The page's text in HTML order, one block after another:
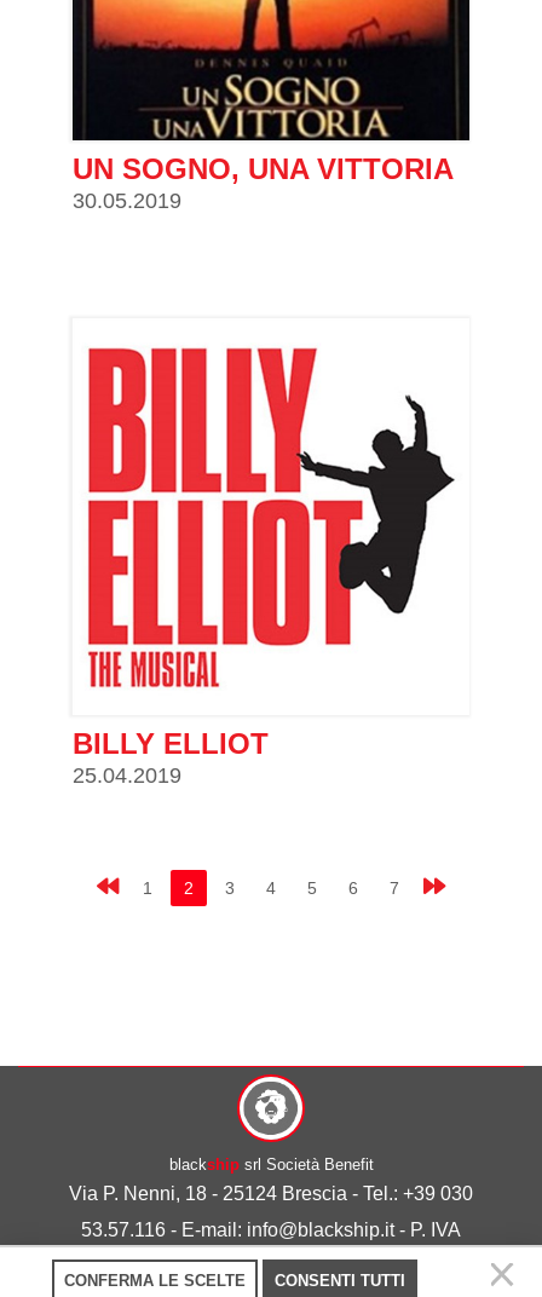
UN SOGNO, UNA VITTORIA
30.05.2019
BILLY ELLIOT
25.04.2019
1 2 3 4 5 6 7
blackshipsrl Società Benefit
Via P. Nenni, 18 - 25124 Brescia - Tel.: +39 030
53.57.116 - E-mail: info@blackship.it - P. IVA
03492980986
CONFERMA LE SCELTE CONSENTI TUTTI